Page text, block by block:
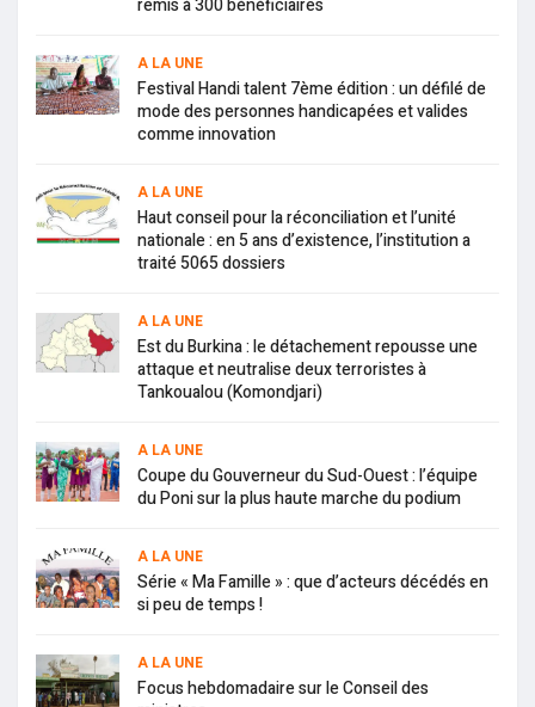
remis à 300 bénéficiaires
A LA UNE
Festival Handi talent 7ème édition : un défilé de
mode des personnes handicapées et valides
comme innovation
A LA UNE
Haut conseil pour la réconciliation et l’unité
nationale : en 5 ans d’existence, l’institution a
traité 5065 dossiers
A LA UNE
Est du Burkina : le détachement repousse une
attaque et neutralise deux terroristes à
Tankoualou (Komondjari)
A LA UNE
Coupe du Gouverneur du Sud-Ouest : l’équipe
du Poni sur la plus haute marche du podium
A LA UNE
Série « Ma Famille » : que d’acteurs décédés en
si peu de temps !
A LA UNE
Focus hebdomadaire sur le Conseil des